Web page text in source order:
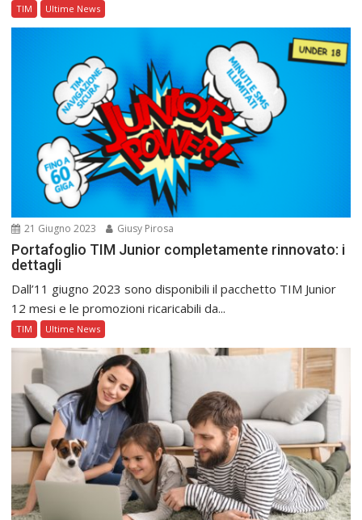
TIM Ultime News
21 Giugno 2023 Giusy Pirosa
Portafoglio TIM Junior completamente rinnovato: i
dettagli
Dall’11 giugno 2023 sono disponibili il pacchetto TIM Junior
12 mesi e le promozioni ricaricabili da...
TIM Ultime News